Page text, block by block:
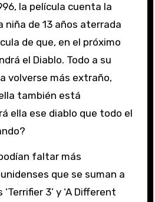
la película cuenta la
niña de 13 años aterrada
de que, en el próximo
el Diablo. Todo a su
volverse más extraño,
también está
ella ese diablo que todo el
faltar más
que se suman a
3’ y ‘A Different